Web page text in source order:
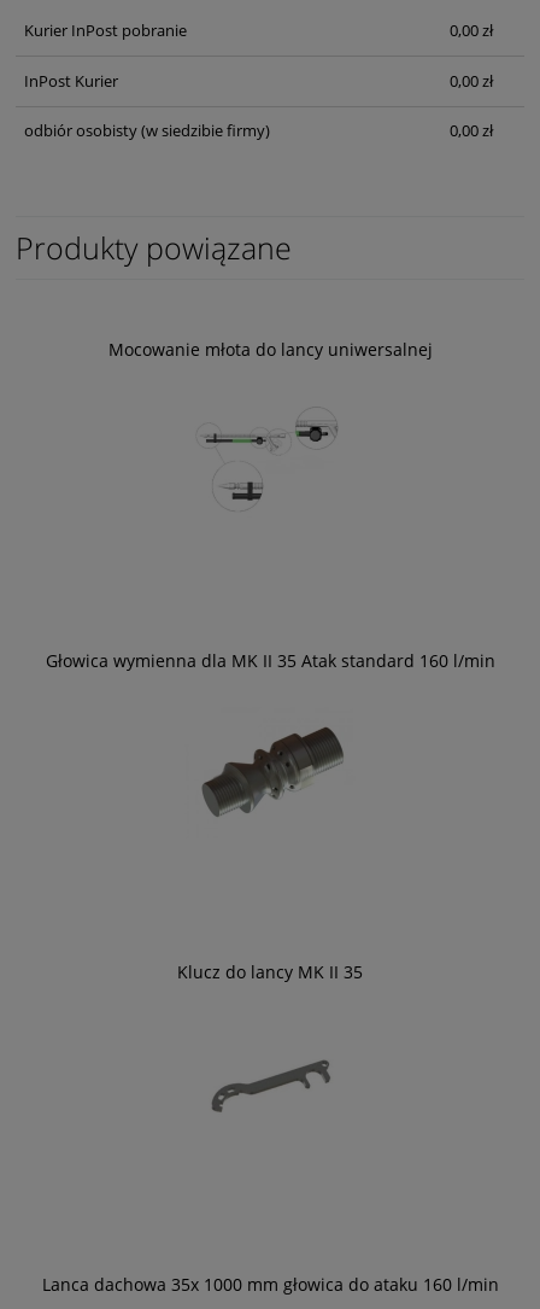
Kurier InPost pobranie 0,00 zł
InPost Kurier 0,00 zł
odbiór osobisty(w siedzibie firmy) 0,00 zł
Produkty powiązane
Mocowanie młota do lancy uniwersalnej
Głowica wymienna dla MK II 35 Atak standard 160 l/min
Klucz do lancy MK II 35
Lanca dachowa 35x 1000 mm głowica do ataku 160 l/min